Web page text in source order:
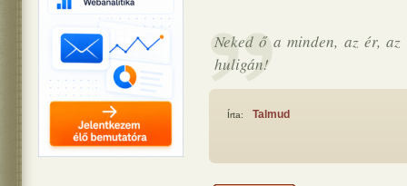
Neked ő a minden, az ér,
huligán!
Írta: Talmud